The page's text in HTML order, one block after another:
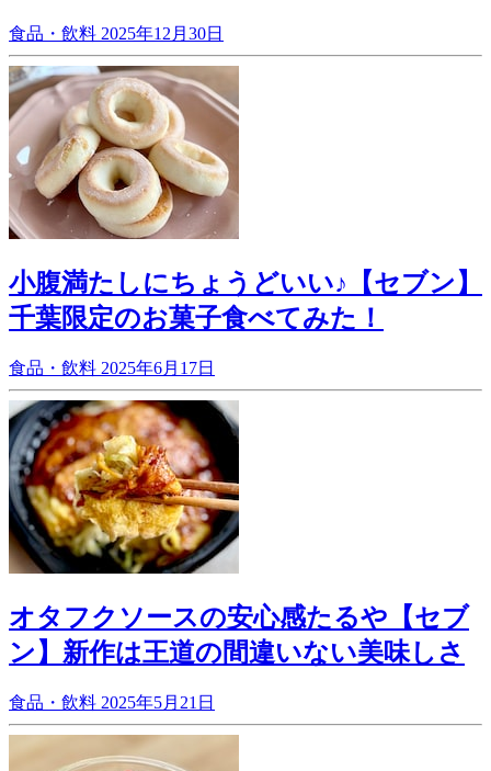
食品・飲料 2025年12月30日
小腹満たしにちょうどいい♪【セブン】
千葉限定のお菓子食べてみた！
食品・飲料 2025年6月17日
オタフクソースの安心感たるや【セブ
ン】新作は王道の間違いない美味しさ
食品・飲料 2025年5月21日